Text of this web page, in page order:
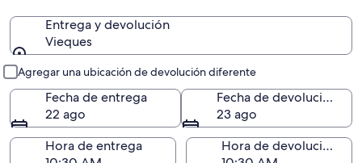
Entrega y devolución
Vieques
Agregar una ubicación de devolución diferente
Fecha de entrega
22 ago
Fecha de devolución
23 ago
Hora de entrega
Hora de devolución